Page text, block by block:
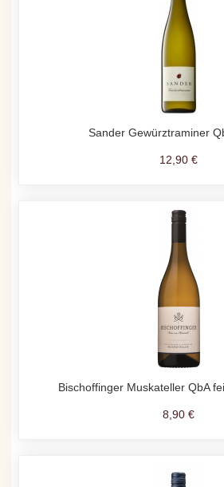
Sander Gewürztraminer
12,90 €
Bischoffinger Muskateller QbA
8,90 €